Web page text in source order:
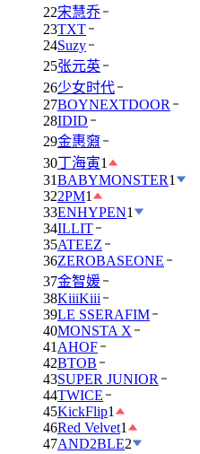
22宋慧乔
23TXT
24Suzy
25张元英
26少女时代
27BOYNEXTDOOR
28IDID
29金惠奫
30丁海寅1
31BABYMONSTER1
322PM1
33ENHYPEN1
34ILLIT
35ATEEZ
36ZEROBASEONE
37金智媛
38KiiiKiii
39LE SSERAFIM
40MONSTA X
41 AHOF
42BTOB
43SUPER JUNIOR
44TWICE
45KickFlip1
46Red Velvet1
47AND2BLE2